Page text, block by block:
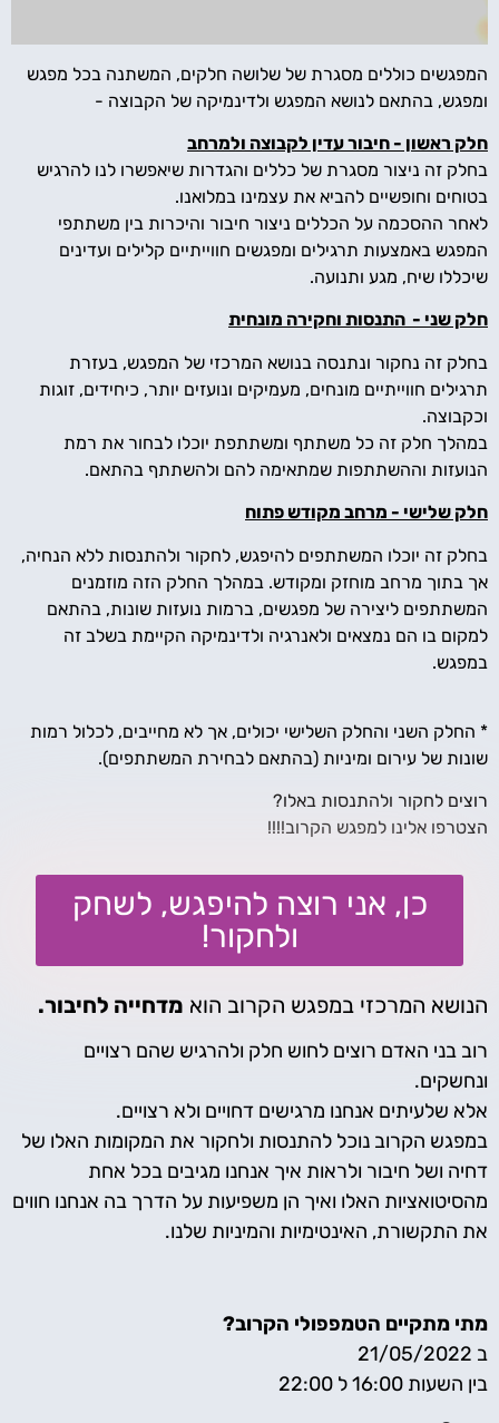
המפגשים כוללים מסגרת של שלושה חלקים, המשתנה בכל מפגש
ומפגש, בהתאם לנושא המפגש ולדינמיקה של הקבוצה -
חלק ראשון - חיבור עדין לקבוצה ולמרחב
בחלק זה ניצור מסגרת של כללים והגדרות שיאפשרו לנו להרגיש
בטוחים וחופשיים להביא את עצמינו במלואנו.
לאחר ההסכמה על הכללים ניצור חיבור והיכרות בין משתתפי
המפגש באמצעות תרגילים ומפגשים חווייתיים קלילים ועדינים
שיכללו שיח, מגע ותנועה.
חלק שני - התנסות וחקירה מונחית
בחלק זה נחקור ונתנסה בנושא המרכזי של המפגש, בעזרת
תרגילים חווייתיים מונחים, מעמיקים ונועזים יותר, כיחידים, זוגות
וכקבוצה.
במהלך חלק זה כל משתתף ומשתתפת יוכלו לבחור את רמת
הנועזות וההשתתפות שמתאימה להם ולהשתתף בהתאם.
חלק שלישי - מרחב מקודש פתוח
בחלק זה יוכלו המשתתפים להיפגש, לחקור ולהתנסות ללא הנחיה,
אך בתוך מרחב מוחזק ומקודש. במהלך החלק הזה מוזמנים
המשתתפים ליצירה של מפגשים, ברמות נועזות שונות, בהתאם
למקום בו הם נמצאים ולאנרגיה ולדינמיקה הקיימת בשלב זה
במפגש.
* החלק השני והחלק השלישי יכולים, אך לא מחייבים, לכלול רמות
שונות של עירום ומיניות (בהתאם לבחירת המשתתפים).
רוצים לחקור ולהתנסות באלו?
הצטרפו אלינו למפגש הקרוב!!!!
כן, אני רוצה להיפגש, לשחק
ולחקור!
הנושא המרכזי במפגש הקרוב הוא מדחייה לחיבור.
רוב בני האדם רוצים לחוש חלק ולהרגיש שהם רצויים
ונחשקים.
אלא שלעיתים אנחנו מרגישים דחויים ולא רצויים.
במפגש הקרוב נוכל להתנסות ולחקור את המקומות האלו של
דחיה ושל חיבור ולראות איך אנחנו מגיבים בכל אחת
מהסיטואציות האלו ואיך הן משפיעות על הדרך בה אנחנו חווים
את התקשורת, האינטימיות והמיניות שלנו.
מתי מתקיים הטמפפולי הקרוב?
ב 21/05/2022
בין השעות 16:00 ל 22:00